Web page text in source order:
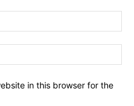
in this browser for the